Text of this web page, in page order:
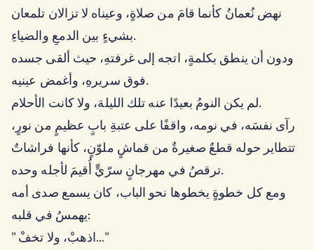
نهض نُعمانُ كأنما قامَ من صلاةٍ، وعيناه لا تزالان تلمعان
بشيءٍ بين الدمعِ والضياءِ.
ودون أن ينطق بكلمةٍ، اتجه إلى غرفتهِ، حيث ألقى جسده
فوق سريرهِ، وأغمض عينيه.
لم يكن النومُ بعيدًا عنه تلك الليلة، ولا كانت الأحلام.
رآى نفسَه، في نومه، واقفًا على عتبةِ بابٍ عظيمٍ من نورٍ،
تتطاير حوله قطعٌ صغيرةٌ من قماشٍ ملوّنٍ، كأنها فراشاتٌ
ترقصُ في مهرجانٍ سرّيٍّ أُقيمَ لأجله وحده.
ومع كل خطوةٍ يخطوها نحو الباب، كان يسمع صدى أمه
يهمسُ في قلبه:
” اذهبْ، ولا تخفْ…”